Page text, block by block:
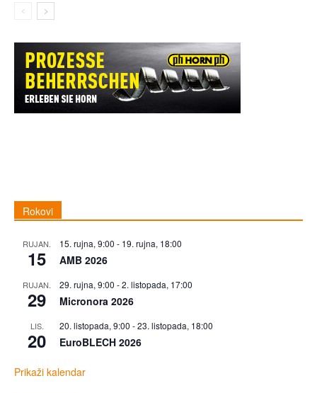
Rokovi
RUJAN.
15
15. rujna, 9:00 - 19. rujna, 18:00
AMB 2026
RUJAN.
29
29. rujna, 9:00 -2. listopada, 17:00
Micronora 2026
LIS.
20
20. listopada, 9:00 -23. listopada, 18:00
EuroBLECH 2026
Prikaži kalendar